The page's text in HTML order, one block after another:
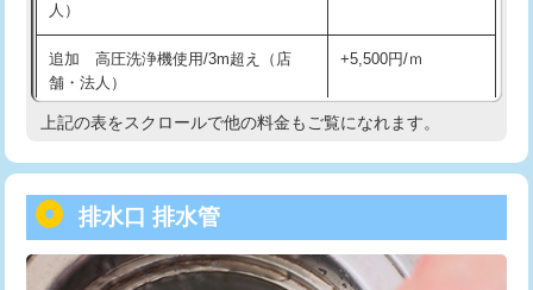
給水管工事※（土の掘削・埋め戻し作
業)
11,000円
給水管工事※（塩ビ管（VP・HI）使
用/3ｍまで)
用（追加）/3ｍ超え)
給水管工事※（ライニング鋼管・銅
管・ポリ管・HT管使用/3ｍまで)
44,000円
人）
追加 高圧洗浄機使用/3m超え（店
舗・法人）
+5,500円/ｍ
高度高圧洗浄換 現地調査
トーラー機使用/3mまで
追加トーラー機使用/3m超え +3,300円
上記の表をスクロールで他の料金もご覧になれます。
排水口 排水管